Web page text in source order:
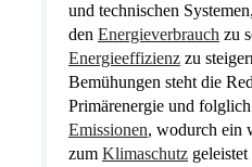
und technischen
den Energieverbrauch zu
Energieeffizienz zu
Bemühungen steht die
Primärenergie und
Emissionen, wodurch ein
zum Klimaschutz